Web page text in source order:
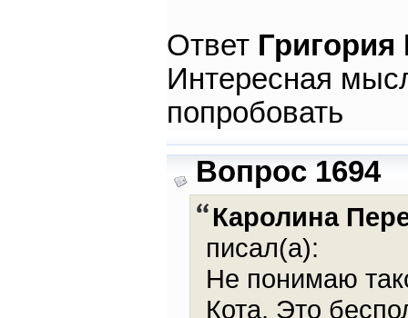
Ответ
Интересная
попробовать
Вопрос 1694
Каролина
писал(а):
Не понимаю
Кота. Это